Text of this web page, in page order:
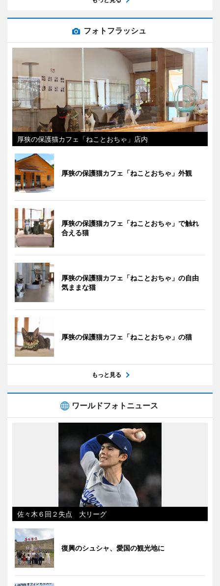
フォトフラッシュ
厚狭の保護猫カフェ「ねことおちゃ」店内
厚狭の保護猫カフェ「ねことおちゃ」外観
厚狭の保護猫カフェ「ねことおちゃ」で触れ
合える猫
厚狭の保護猫カフェ「ねことおちゃ」の自由
気ままな猫
厚狭の保護猫カフェ「ねことおちゃ」の猫
もっと見る
ワールドフォトニュース
佐々木６回２失点 大リーグ
復興のシュシャ、愛国の観光地に